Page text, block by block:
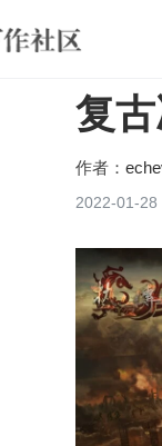
开源
复
作者：
2022-01-28